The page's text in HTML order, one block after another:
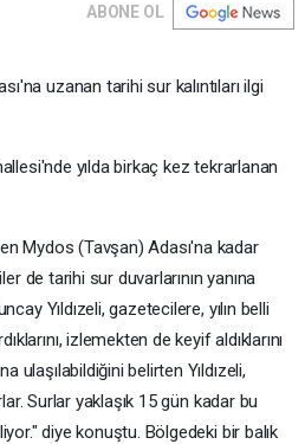
ABONE OL
uzanan tarihi sur kalıntıları ilgi
yılda birkaç kez tekrarlanan
Mydos (Tavşan) Adası'na kadar
de tarihi sur duvarlarının yanına
Yıldızeli, gazetecilere, yılın belli
izlemekten de keyif aldıklarını
ulaşılabildiğini belirten Yıldızeli,
Surlar yaklaşık 15 gün kadar bu
diye konuştu. Bölgedeki bir balık